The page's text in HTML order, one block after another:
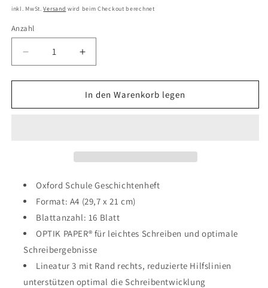
Preis
inkl. MwSt.Versand wird beim Checkout berechnet
Anzahl
Verringere
die
Menge
Oxford
Blatt
Lineatur
3G
/
liniert
Erhöhe
die
Menge
für
Oxford
Blatt
Lineatur
3G
/
liniert
In den Warenkorb legen
Oxford Schule Geschichtenheft
Format: A4 (29,7 x 21 cm)
Blattanzahl: 16 Blatt
OPTIK PAPER® für leichtes Schreiben und optimale
Schreibergebnisse
Lineatur 3 mit Rand rechts, reduzierte Hilfslinien
unterstützen optimal die Schreibentwicklung